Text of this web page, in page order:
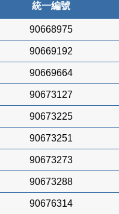
統一編號
90668975
90669192
90669664
90673127
90673225
90673251
90673273
90673288
90676314